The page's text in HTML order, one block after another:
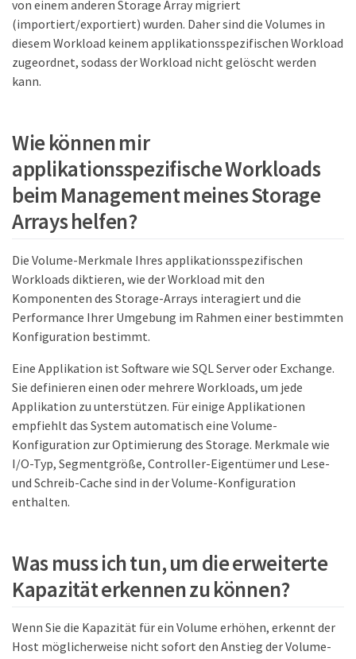
von einem anderen Storage Array migriert
(importiert/exportiert) wurden. Daher sind die Volumes in
diesem Workload keinem applikationsspezifischen Workload
zugeordnet, sodass der Workload nicht gelöscht werden
kann.
Wie können mir
applikationsspezifische Workloads
beim Management meines Storage
Arrays helfen?
Die Volume-Merkmale Ihres applikationsspezifischen
Workloads diktieren, wie der Workload mit den
Komponenten des Storage-Arrays interagiert und die
Performance Ihrer Umgebung im Rahmen einer bestimmten
Konfiguration bestimmt.
Eine Applikation ist Software wie SQL Server oder Exchange.
Sie definieren einen oder mehrere Workloads, um jede
Applikation zu unterstützen. Für einige Applikationen
empfiehlt das System automatisch eine Volume-
Konfiguration zur Optimierung des Storage. Merkmale wie
I/O-Typ, Segmentgröße, Controller-Eigentümer und Lese-
und Schreib-Cache sind in der Volume-Konfiguration
enthalten.
Was muss ich tun, um die erweiterte
Kapazität erkennen zu können?
Wenn Sie die Kapazität für ein Volume erhöhen, erkennt der
Host möglicherweise nicht sofort den Anstieg der Volume-